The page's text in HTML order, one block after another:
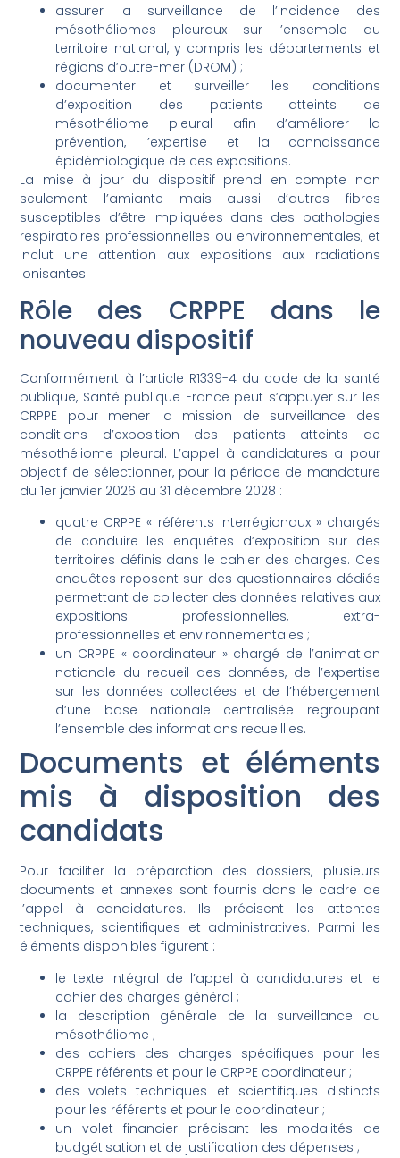
assurer la surveillance de l’incidence des
mésothéliomes pleuraux sur l’ensemble du
territoire national, y compris les départements et
régions d’outre-mer (DROM) ;
documenter et surveiller les conditions
d’exposition des patients atteints de
mésothéliome pleural afin d’améliorer la
prévention, l’expertise et la connaissance
épidémiologique de ces expositions.
La mise à jour du dispositif prend en compte non
seulement l’amiante mais aussi d’autres fibres
susceptibles d’être impliquées dans des pathologies
respiratoires professionnelles ou environnementales, et
inclut une attention aux expositions aux radiations
ionisantes.
Rôle des CRPPE dans le
nouveau dispositif
Conformément à l’article R1339-4 du code de la santé
publique, Santé publique France peut s’appuyer sur les
CRPPE pour mener la mission de surveillance des
conditions d’exposition des patients atteints de
mésothéliome pleural. L’appel à candidatures a pour
objectif de sélectionner, pour la période de mandature
du 1er janvier 2026 au 31 décembre 2028 :
quatre CRPPE « référents interrégionaux » chargés
de conduire les enquêtes d’exposition sur des
territoires définis dans le cahier des charges. Ces
enquêtes reposent sur des questionnaires dédiés
permettant de collecter des données relatives aux
expositions professionnelles, extra-
professionnelles et environnementales ;
un CRPPE « coordinateur » chargé de l’animation
nationale du recueil des données, de l’expertise
sur les données collectées et de l’hébergement
d’une base nationale centralisée regroupant
l’ensemble des informations recueillies.
Documents et éléments
mis à disposition des
candidats
Pour faciliter la préparation des dossiers, plusieurs
documents et annexes sont fournis dans le cadre de
l’appel à candidatures. Ils précisent les attentes
techniques, scientifiques et administratives. Parmi les
éléments disponibles figurent :
le texte intégral de l’appel à candidatures et le
cahier des charges général ;
la description générale de la surveillance du
mésothéliome ;
des cahiers des charges spécifiques pour les
CRPPE référents et pour le CRPPE coordinateur ;
des volets techniques et scientifiques distincts
pour les référents et pour le coordinateur ;
un volet financier précisant les modalités de
budgétisation et de justification des dépenses ;